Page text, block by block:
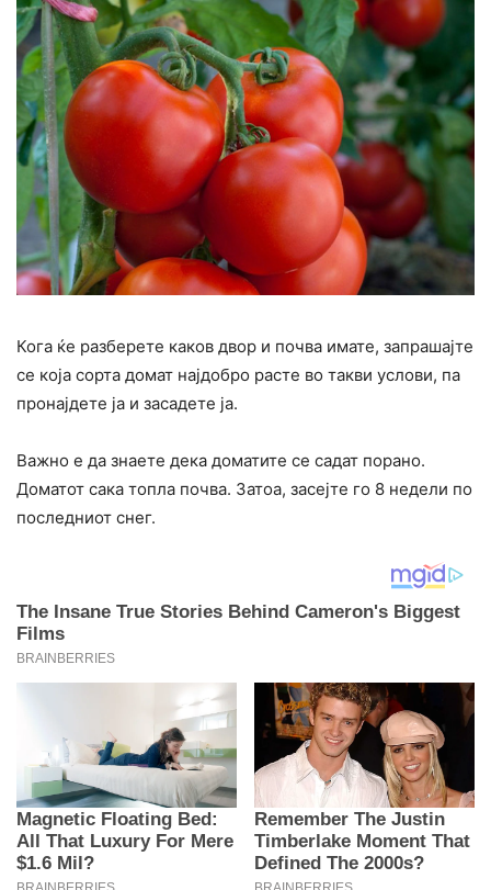
Кога ќе разберете каков двор и почва имате, запрашајте
се која сорта домат најдобро расте во такви услови, па
пронајдете ја и засадете ја.
Важно е да знаете дека доматите се садат порано.
Доматот сака топла почва. Затоа, засејте го 8 недели по
последниот снег.